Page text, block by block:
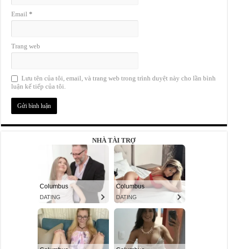
Email*
Trang web
Lưu tên của tôi, email, và trang web trong trình duyệt này cho lần bình
luận kế tiếp của tôi.
NHÀ TÀI TRỢ